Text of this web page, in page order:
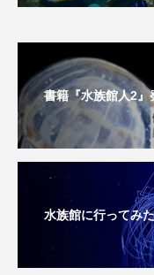
市立しものせき水族
幻魚 幼体
幼魚水族館
採集
料理
書籍『水族館人2』
水族館に行ってみた